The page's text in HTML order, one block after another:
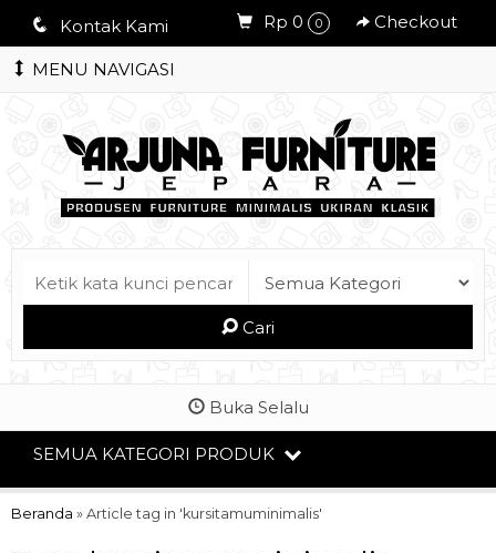
q Kontak Kami Rp 0 0 Checkout
MENU NAVIGASI
Cari
Buka Selalu
SEMUA KATEGORI PRODUK
Beranda » Article tag in 'kursitamuminimalis'